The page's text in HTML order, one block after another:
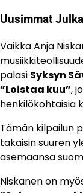
Uusimmat
Vaikka Anja
palasi Syksyn
”Loistaa kuu”,
henkilökohtaisia
Tämän kilpailun
takaisin suuren
asemaansa
Niskanen on